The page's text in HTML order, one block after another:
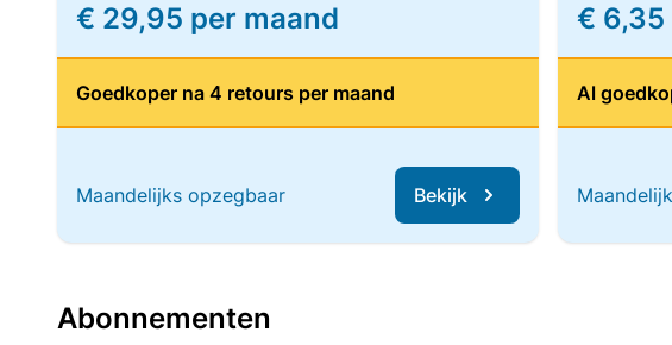
€ 29,95 per maand
Goedkoper na 4 retours per maand
Maandelijks opzegbaar Bekijk
€ 6,35
Al
Abonnementen